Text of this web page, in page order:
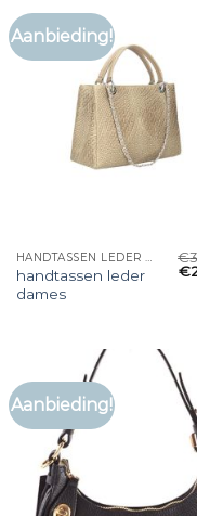
Aanbieding!
HANDTASSEN LEDER DAMES
handtassen leder
dames
€
€
Aanbieding!